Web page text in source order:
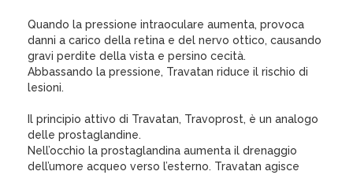
Quando la pressione intraoculare aumenta, provoca
danni a carico della retina e del nervo ottico, causando
gravi perdite della vista e persino cecità.
Abbassando la pressione, Travatan riduce il rischio di
lesioni.
Il principio attivo di Travatan, Travoprost, è un analogo
delle prostaglandine.
Nell’occhio la prostaglandina aumenta il drenaggio
dell’umore acqueo verso l’esterno. Travatan agisce